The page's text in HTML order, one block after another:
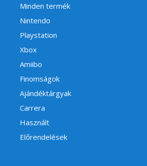
Minden termék
Nintendo
Playstation
Xbox
Amiibo
Finomságok
Ajándéktárgyak
Carrera
Használt
Előrendelések